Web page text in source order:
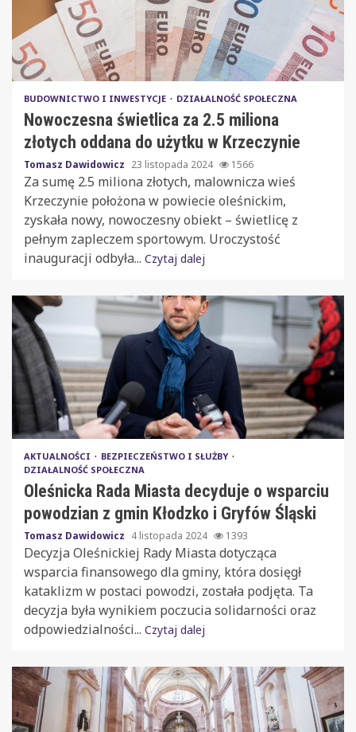
BUDOWNICTWO I INWESTYCJE DZIAŁALNOŚĆ SPOŁECZNA
Nowoczesna świetlica za 2.5 miliona
złotych oddana do użytku w Krzeczynie
Tomasz Dawidowicz 23 listopada 2024 1566
Za sumę 2.5 miliona złotych, malownicza wieś
Krzeczynie położona w powiecie oleśnickim,
zyskała nowy, nowoczesny obiekt – świetlicę z
pełnym zapleczem sportowym. Uroczystość
inauguracji odbyła... Czytaj dalej
AKTUALNOŚCI
BEZPIECZEŃSTWO I SŁUŻBY
DZIAŁALNOŚĆ SPOŁECZNA
Oleśnicka Rada Miasta decyduje o wsparciu
powodzian z gmin Kłodzko i Gryfów Śląski
Tomasz Dawidowicz 4 listopada 2024 1393
Decyzja Oleśnickiej Rady Miasta dotycząca
wsparcia finansowego dla gminy, która dosięgł
kataklizm w postaci powodzi, została podjęta. Ta
decyzja była wynikiem poczucia solidarności oraz
odpowiedzialności... Czytaj dalej